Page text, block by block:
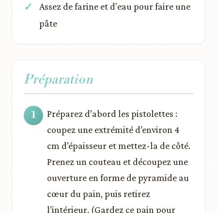
Assez de farine et d'eau pour faire une
pâte
Préparation
Préparez d’abord les pistolettes :
coupez une extrémité d’environ 4
cm d’épaisseur et mettez-la de côté.
Prenez un couteau et découpez une
ouverture en forme de pyramide au
cœur du pain, puis retirez
l’intérieur. (Gardez ce pain pour